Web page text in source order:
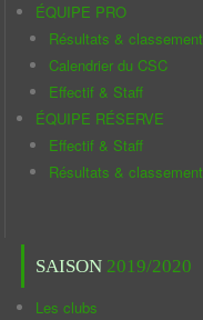
ÉQUIPE PRO
Résultats & classement
Calendrier du CSC
Effectif & Staff
ÉQUIPE RÉSERVE
Effectif & Staff
Résultats & classement
SAISON 2019/2020
Les clubs